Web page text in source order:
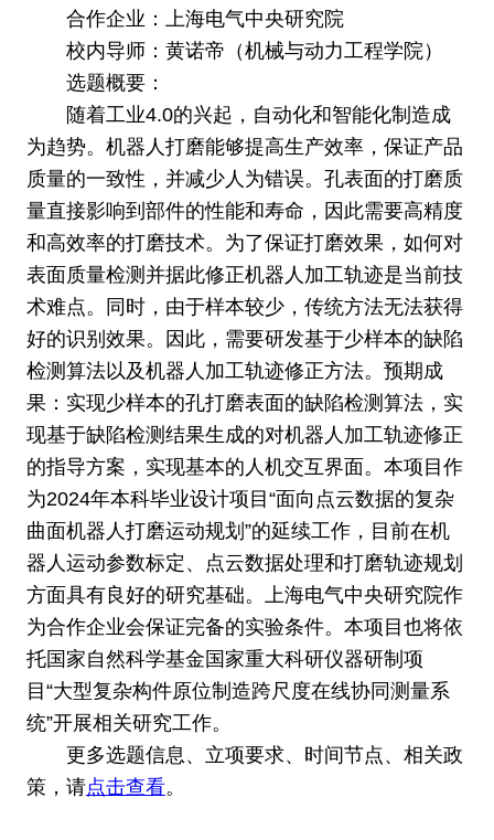
合作企业：上海电气中央研究院
校内导师：黄诺帝（机械与动力工程学院）
选题概要：
随着工业4.0的兴起，自动化和智能化制造成
为趋势。机器人打磨能够提高生产效率，保证产品
质量的一致性，并减少人为错误。孔表面的打磨质
量直接影响到部件的性能和寿命，因此需要高精度
和高效率的打磨技术。为了保证打磨效果，如何对
表面质量检测并据此修正机器人加工轨迹是当前技
术难点。同时，由于样本较少，传统方法无法获得
好的识别效果。因此，需要研发基于少样本的缺陷
检测算法以及机器人加工轨迹修正方法。预期成
果：实现少样本的孔打磨表面的缺陷检测算法，实
现基于缺陷检测结果生成的对机器人加工轨迹修正
的指导方案，实现基本的人机交互界面。本项目作
为2024年本科毕业设计项目“面向点云数据的复杂
曲面机器人打磨运动规划”的延续工作，目前在机
器人运动参数标定、点云数据处理和打磨轨迹规划
方面具有良好的研究基础。上海电气中央研究院作
为合作企业会保证完备的实验条件。本项目也将依
托国家自然科学基金国家重大科研仪器研制项
目“大型复杂构件原位制造跨尺度在线协同测量系
统”开展相关研究工作。
更多选题信息、立项要求、时间节点、相关政
策，请点击查看。